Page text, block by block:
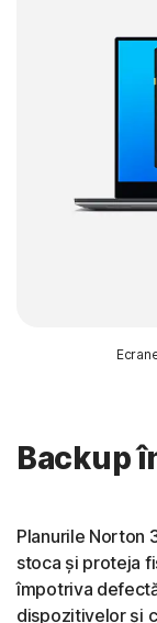
Backup
Planurile Norton
stoca și proteja
împotriva
dispozitivelor și